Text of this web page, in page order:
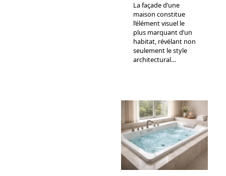
La façade d’une
maison constitue
l’élément visuel le
plus marquant d’un
habitat, révélant non
seulement le style
architectural…